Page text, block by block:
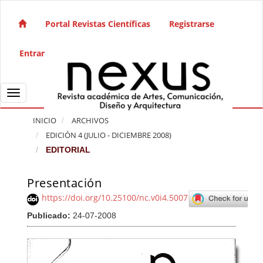
Navegación principal
Barra lateral
Portal Revistas Científicas Registrarse
Entrar
Toggle navigation
INICIO
ARCHIVOS
EDICIÓN 4 (JULIO - DICIEMBRE 2008)
EDITORIAL
Presentación
https://doi.org/10.25100/nc.v0i4.5007
Publicado: 24-07-2008
Barra lateral del artículo